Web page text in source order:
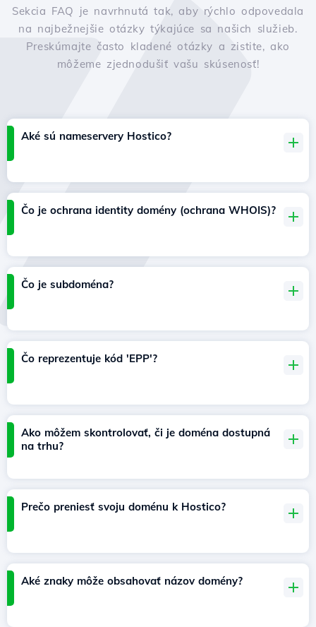
Sekcia FAQ je navrhnutá tak, aby rýchlo odpovedala
na najbežnejšie otázky týkajúce sa našich služieb.
Preskúmajte často kladené otázky a zistite, ako
môžeme zjednodušiť vašu skúsenosť!
Aké sú nameservery Hostico?
Čo je ochrana identity domény (ochrana WHOIS)?
Čo je subdoména?
Čo reprezentuje kód 'EPP'?
Ako môžem skontrolovať, či je doména dostupná
na trhu?
Prečo preniesť svoju doménu k Hostico?
Aké znaky môže obsahovať názov domény?